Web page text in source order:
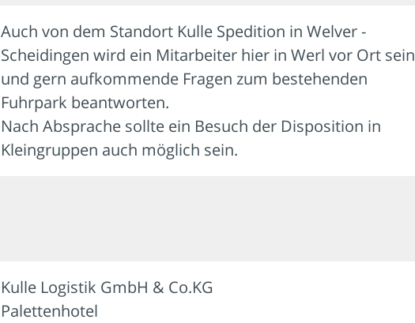
Auch von dem Standort Kulle Spedition in Welver -
Scheidingen wird ein Mitarbeiter hier in Werl vor Ort sein
und gern aufkommende Fragen zum bestehenden
Fuhrpark beantworten.
Nach Absprache sollte ein Besuch der Disposition in
Kleingruppen auch möglich sein.
Kulle Logistik GmbH & Co.KG
Palettenhotel